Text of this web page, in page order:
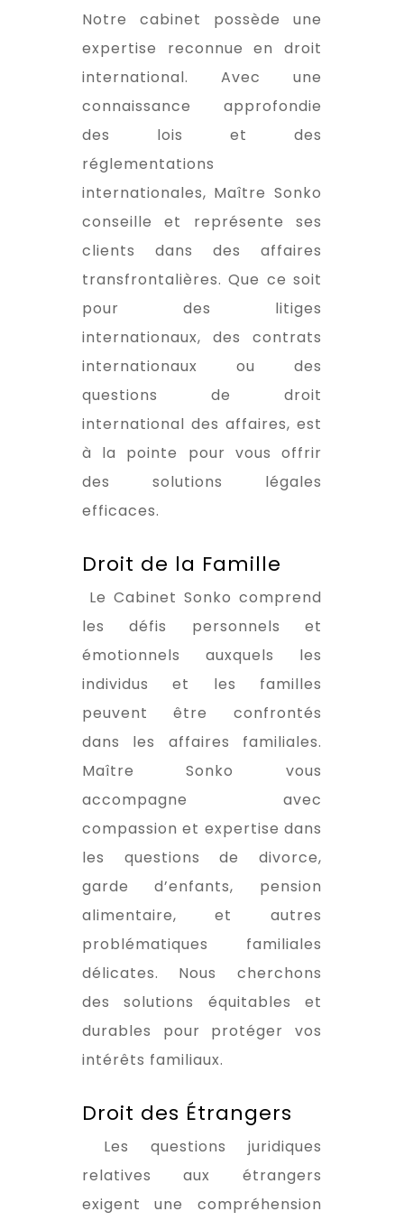
Notre cabinet possède une
expertise reconnue en droit
international. Avec une
connaissance approfondie
des lois et des
réglementations
internationales, Maître Sonko
conseille et représente ses
clients dans des affaires
transfrontalières. Que ce soit
pour des litiges
internationaux, des contrats
internationaux ou des
questions de droit
international des affaires, est
à la pointe pour vous offrir
des solutions légales
efficaces.
Droit de la Famille
Le Cabinet Sonko comprend
les défis personnels et
émotionnels auxquels les
individus et les familles
peuvent être confrontés
dans les affaires familiales.
Maître Sonko vous
accompagne avec
compassion et expertise dans
les questions de divorce,
garde d’enfants, pension
alimentaire, et autres
problématiques familiales
délicates. Nous cherchons
des solutions équitables et
durables pour protéger vos
intérêts familiaux.
Droit des Étrangers
Les questions juridiques
relatives aux étrangers
exigent une compréhension